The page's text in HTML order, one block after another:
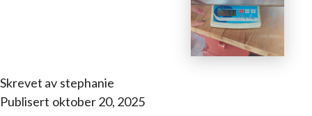
Skrevet av stephanie
Publisert oktober 20, 2025